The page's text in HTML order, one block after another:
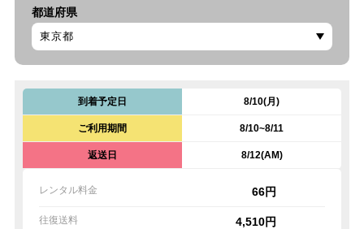
都道府県
到着予定日 8/10(月)
ご利用期間 8/10~8/11
返送日 8/12(AM)
レンタル料金 66円
往復送料 4,510円